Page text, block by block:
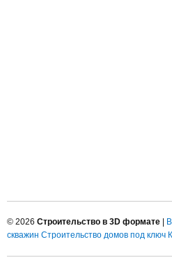
© 2026 Строительство в 3D формате |
скважин Строительство домов под ключ